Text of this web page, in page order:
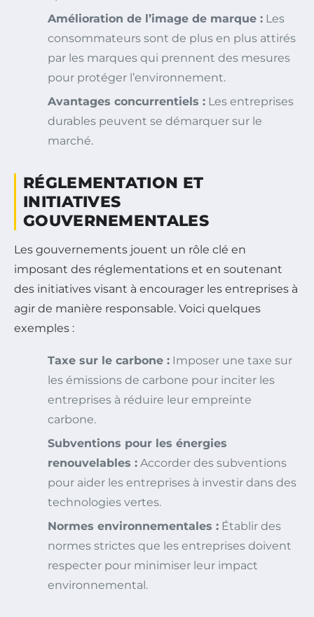
Amélioration de l’image de marque : Les
consommateurs sont de plus en plus attirés
par les marques qui prennent des mesures
pour protéger l’environnement.
Avantages concurrentiels : Les entreprises
durables peuvent se démarquer sur le
marché.
RÉGLEMENTATION ET
INITIATIVES
GOUVERNEMENTALES
Les gouvernements jouent un rôle clé en
imposant des réglementations et en soutenant
des initiatives visant à encourager les entreprises à
agir de manière responsable. Voici quelques
exemples :
Taxe sur le carbone : Imposer une taxe sur
les émissions de carbone pour inciter les
entreprises à réduire leur empreinte
carbone.
Subventions pour les énergies
renouvelables : Accorder des subventions
pour aider les entreprises à investir dans des
technologies vertes.
Normes environnementales : Établir des
normes strictes que les entreprises doivent
respecter pour minimiser leur impact
environnemental.